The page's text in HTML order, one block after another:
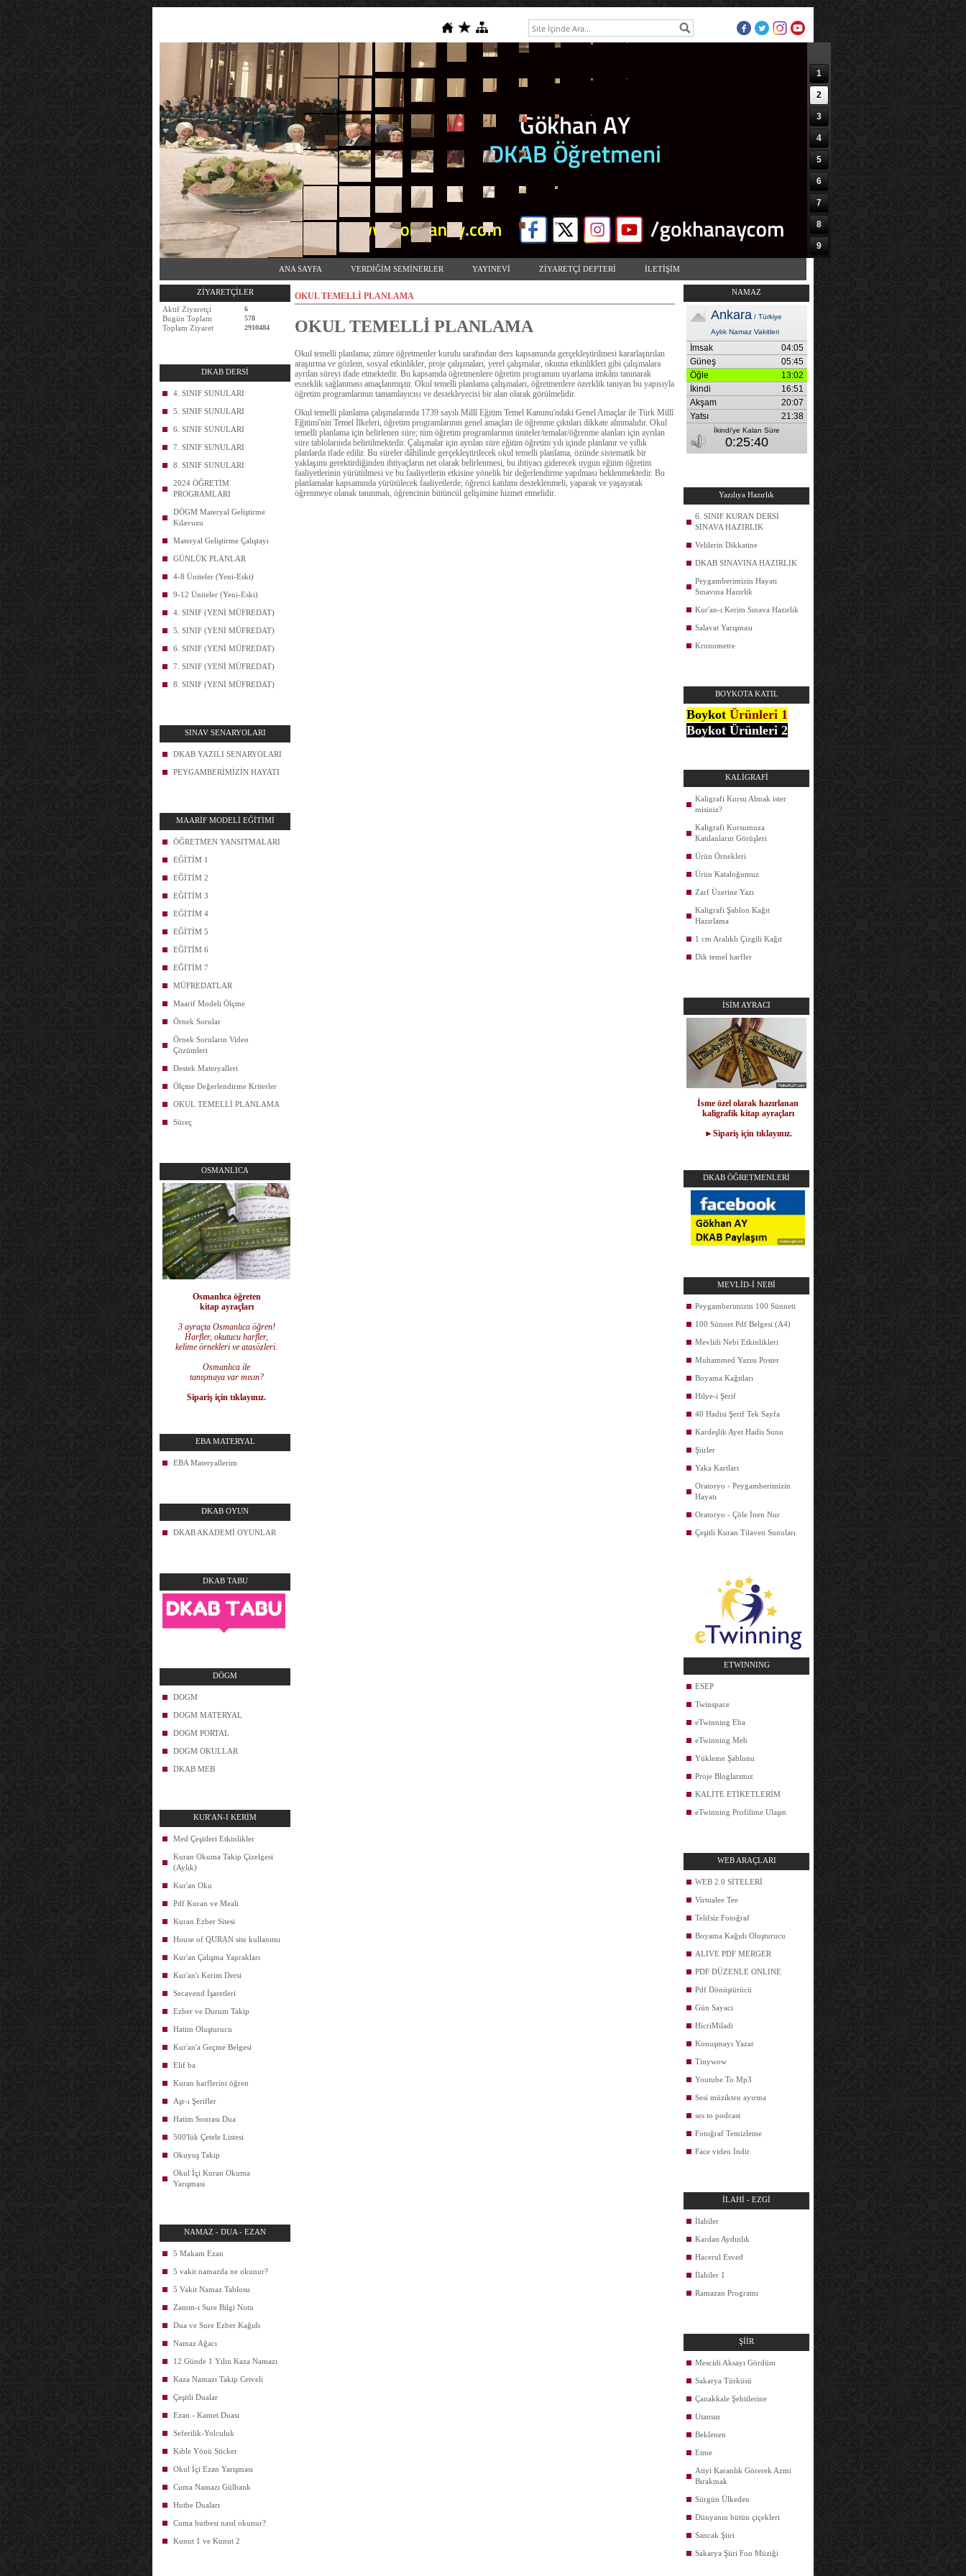
1
2
3
4
5
6
7
8
9
ANA SAYFA VERDİĞİM SEMİNERLER YAYINEVİ ZİYARETÇİ DEFTERİ İLETİŞİM
ZİYARETÇİLER
Aktif Ziyaretçi
6
Bugün Toplam 578
Toplam Ziyaret 2910484
DKAB DERSİ
4. SINIF SUNULARI
5. SINIF SUNULARI
6. SINIF SUNULARI
7. SINIF SUNULARI
8. SINIF SUNULARI
2024 ÖĞRETİM
PROGRAMLARI
DÖGM Materyal Geliştirme
Kılavuzu
Materyal Geliştirme Çalıştayı
GÜNLÜK PLANLAR
4-8 Üniteler (Yeni-Eski)
9-12 Üniteler (Yeni-Eski)
4. SINIF (YENİ MÜFREDAT)
5. SINIF (YENİ MÜFREDAT)
6. SINIF (YENİ MÜFREDAT)
7. SINIF (YENİ MÜFREDAT)
8. SINIF (YENİ MÜFREDAT)
SINAV SENARYOLARI
DKAB YAZILI SENARYOLARI
PEYGAMBERİMİZİN HAYATI
MAARİF MODELİ EĞİTİMİ
ÖĞRETMEN YANSITMALARI
EĞİTİM 1
EĞİTİM 2
EĞİTİM 3
EĞİTİM 4
EĞİTİM 5
EĞİTİM 6
EĞİTİM 7
MÜFREDATLAR
Maarif Modeli Ölçme
Örnek Sorular
Örnek Soruların Video
Çözümleri
Destek Materyalleri
Ölçme Değerlendirme Kriterler
OKUL TEMELLİ PLANLAMA
Süreç
OSMANLICA
Osmanlıca öğreten
kitap ayraçları
3 ayraçta Osmanlıca öğren!
Harfler, okutucu harfler,
kelime örnekleri ve atasözleri.
Osmanlıca ile
tanışmaya var mısın?
Sipariş için tıklayınız.
EBA MATERYAL
EBA Materyallerim
DKAB OYUN
DKAB AKADEMİ OYUNLAR
DKAB TABU
DÖGM
DOGM
DOGM MATERYAL
DOGM PORTAL
DOGM OKULLAR
DKAB MEB
KUR'AN-I KERİM
Med Çeşitleri Etkinlikler
Kuran Okuma Takip Çizelgesi
(Aylık)
Kur'an Oku
Pdf Kuran ve Meali
Kuran Ezber Sitesi
House of QURAN site kullanımı
Kur'an Çalışma Yaprakları
Kur'an'ı Kerim Dersi
Secavend İşaretleri
Ezber ve Durum Takip
Hatim Oluşturucu
Kur'an'a Geçme Belgesi
Elif ba
Kuran harflerini öğren
Aşr-ı Şerifler
Hatim Sonrası Dua
500'lük Çetele Listesi
Okuyuş Takip
Okul İçi Kuran Okuma
Yarışması
NAMAZ - DUA - EZAN
5 Makam Ezan
5 vakit namazda ne okunur?
5 Vakit Namaz Tablosu
Zamm-ı Sure Bilgi Notu
Dua ve Sure Ezber Kağıdı
Namaz Ağacı
12 Günde 1 Yılın Kaza Namazı
Kaza Namazı Takip Cetveli
Çeşitli Dualar
Ezan - Kamet Duası
Seferilik-Yolculuk
Kıble Yönü Sticker
Okul İçi Ezan Yarışması
Cuma Namazı Gülbank
Hutbe Duaları
Cuma hutbesi nasıl okunur?
Kunut 1 ve Kunut 2
OKUL TEMELLİ PLANLAMA
OKUL TEMELLİ PLANLAMA
Okul temelli planlama; zümre öğretmenler kurulu tarafından ders kapsamında gerçekleştirilmesi kararlaştırılan
araştırma ve gözlem, sosyal etkinlikler, proje çalışmaları, yerel çalışmalar, okuma etkinlikleri gibi çalışmalara
ayrılan süreyi ifade etmektedir. Bu kapsamda öğretmenlere öğretim programını uyarlama imkânı tanınarak
esneklik sağlanması amaçlanmıştır. Okul temelli planlama çalışmaları, öğretmenlere özerklik tanıyan bu yapısıyla
öğretim programlarının tamamlayıcısı ve destekleyecisi bir alan olarak görülmelidir.
Okul temelli planlama çalışmalarında 1739 sayılı Millî Eğitim Temel Kanunu'ndaki Genel Amaçlar ile Türk Millî
Eğitimi'nin Temel İlkeleri, öğretim programlarının genel amaçları ile öğrenme çıktıları dikkate alınmalıdır. Okul
temelli planlama için belirlenen süre; tüm öğretim programlarının üniteler/temalar/öğrenme alanları için ayrılan
süre tablolarında belirtilmektedir. Çalışmalar için ayrılan süre eğitim öğretim yılı içinde planlanır ve yıllık
planlarda ifade edilir. Bu süreler dâhilinde gerçekleştirilecek okul temelli planlama, özünde sistematik bir
yaklaşımı gerektirdiğinden ihtiyaçların net olarak belirlenmesi, bu ihtiyacı giderecek uygun eğitim öğretim
faaliyetlerinin yürütülmesi ve bu faaliyetlerin etkisine yönelik bir değerlendirme yapılması beklenmektedir. Bu
planlamalar kapsamında yürütülecek faaliyetlerde; öğrenci katılımı desteklenmeli, yaparak ve yaşayarak
öğrenmeye olanak tanınmalı, öğrencinin bütüncül gelişimine hizmet etmelidir.
NAMAZ
Yazılıya Hazırlık
6. SINIF KURAN DERSİ
SINAVA HAZIRLIK
Velilerin Dikkatine
DKAB SINAVINA HAZIRLIK
Peygamberimizin Hayatı
Sınavına Hazırlık
Kur'an-ı Kerim Sınava Hazırlık
Salavat Yarışması
Kronometre
BOYKOTA KATIL
Boykot Ürünleri 1
Boykot Ürünleri 2
KALİGRAFİ
Kaligrafi Kursu Almak ister
misiniz?
Kaligrafi Kursumuza
Katılanların Görüşleri
Ürün Örnekleri
Ürün Kataloğumuz
Zarf Üzerine Yazı
Kaligrafi Şablon Kağıt
Hazırlama
1 cm Aralıklı Çizgili Kağıt
Dik temel harfler
İSİM AYRACI
İsme özel olarak hazırlanan
kaligrafik kitap ayraçları
►Sipariş için tıklayınız.
DKAB ÖĞRETMENLERİ
MEVLİD-İ NEBİ
Peygamberimizin 100 Sünneti
100 Sünnet Pdf Belgesi (A4)
Mevlidi Nebi Etkinlikleri
Muhammed Yazısı Poster
Boyama Kağıtları
Hilye-i Şerif
40 Hadisi Şerif Tek Sayfa
Kardeşlik Ayet Hadis Sunu
Şiirler
Yaka Kartları
Oratoryo - Peygamberimizin
Hayatı
Oratoryo - Çöle İnen Nur
Çeşitli Kuran Tilaveti Sunuları
ETWINNING
ESEP
Twinspace
eTwinning Eba
eTwinning Meb
Yükleme Şablonu
Proje Bloglarımız
KALİTE ETİKETLERİM
eTwinning Profilime Ulaşın
WEB ARAÇLARI
WEB 2.0 SİTELERİ
Virtualee Tee
Telifsiz Fotoğraf
Boyama Kağıdı Oluşturucu
ALIVE PDF MERGER
PDF DÜZENLE ONLINE
Pdf Dönüştürücü
Gün Sayacı
HicriMiladi
Konuşmayı Yazar
Tinywow
Youtube To Mp3
Sesi müzikten ayırma
ses to podcast
Fotoğraf Temizleme
Face video İndir
İLAHİ - EZGİ
İlahiler
Kardan Aydınlık
Hacerul Esved
İlahiler 1
Ramazan Programı
ŞİİR
Mescidi Aksayı Gördüm
Sakarya Türküsü
Çanakkale Şehitlerine
Utansın
Beklenen
Etme
Atiyi Karanlık Görerek Azmi
Bırakmak
Sürgün Ülkeden
Dünyanın bütün çiçekleri
Sancak Şiiri
Sakarya Şiiri Fon Müziği